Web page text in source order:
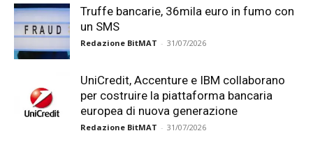
Truffe bancarie, 36mila euro in fumo con
un SMS
Redazione BitMAT - 31/07/2026
UniCredit, Accenture e IBM collaborano
per costruire la piattaforma bancaria
europea di nuova generazione
Redazione BitMAT - 31/07/2026